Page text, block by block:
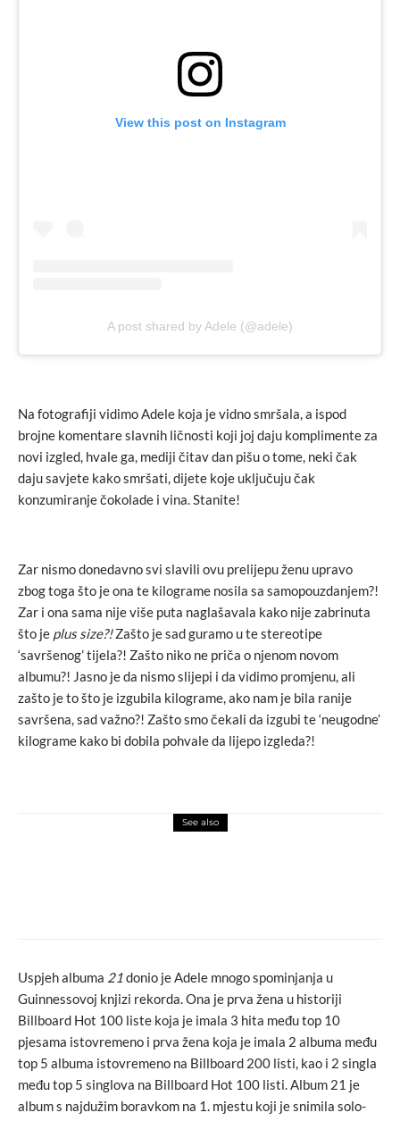
View this post on Instagram
A post shared by Adele (@adele)
Na fotografiji vidimo Adele koja je vidno smršala, a ispod
brojne komentare slavnih ličnosti koji joj daju komplimente za
novi izgled, hvale ga, mediji čitav dan pišu o tome, neki čak
daju savjete kako smršati, dijete koje uključuju čak
konzumiranje čokolade i vina. Stanite!
Zar nismo donedavno svi slavili ovu prelijepu ženu upravo
zbog toga što je ona te kilograme nosila sa samopouzdanjem?!
Zar i ona sama nije više puta naglašavala kako nije zabrinuta
što je plus size?!Zašto je sad guramo u te stereotipe
‘savršenog’ tijela?! Zašto niko ne priča o njenom novom
albumu?! Jasno je da nismo slijepi i da vidimo promjenu, ali
zašto je to što je izgubila kilograme, ako nam je bila ranije
savršena, sad važno?! Zašto smo čekali da izgubi te ‘neugodne’
kilograme kako bi dobila pohvale da lijepo izgleda?!
See also
Uspjeh albuma 21donio je Adele mnogo spominjanja u
Guinnessovoj knjizi rekorda. Ona je prva žena u historiji
Billboard Hot 100 liste koja je imala 3 hita među top 10
pjesama istovremeno i prva žena koja je imala 2 albuma među
top 5 albuma istovremeno na Billboard 200 listi, kao i 2 singla
među top 5 singlova na Billboard Hot 100 listi. Album 21 je
album s najdužim boravkom na 1. mjestu koji je snimila solo-